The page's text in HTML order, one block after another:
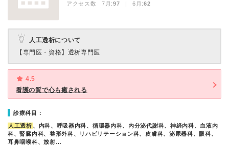
アクセス数 7月:97 | 6月:62
人工透析について
【専門医・資格】 透析専門医
4.5
看護の質で心も癒される
診療科目：
人工透析 、内科、呼吸器内科、循環器内科、内分泌代謝科、神経内科、血液内
科、腎臓内科、整形外科、リハビリテーション科、皮膚科、泌尿器科、眼科、
耳鼻咽喉科、放射…